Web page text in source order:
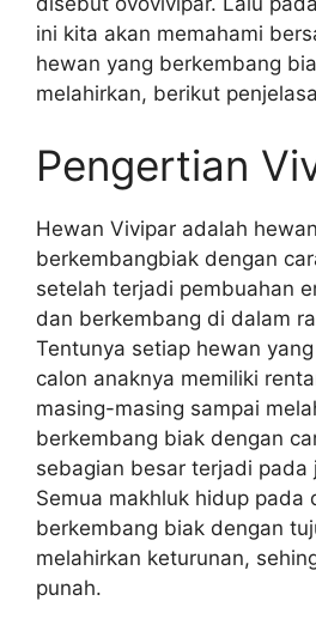
ini kita akan memahami
hewan yang berkembang
melahirkan, berikut
Pengertian
Hewan Vivipar adalah
berkembangbiak dengan
setelah terjadi pembuahan
dan berkembang di dalam
Tentunya setiap hewan
calon anaknya memiliki
masing-masing sampai
berkembang biak dengan
sebagian besar terjadi pada
Semua makhluk hidup pada
berkembang biak dengan
melahirkan keturunan,
punah.